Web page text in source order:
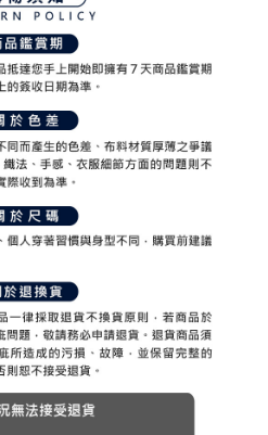
付你分期」於每月結算日後寄送繳費提
「超商條碼／台灣大直營門市／銀行轉
通路繳費。
公司」（以下簡稱本公司）所提供，讓
品或服務，並由商店將買賣／分期付款
使用本公司帳單繳交帳款。
」之契約關係目的，商店將以您的個人
予台灣大哥大進項蒐集、處理及利用，
資料之確認、核對及更正。
結： https://oppay.tw/userRule
付」後，將跳轉至「AFTEE先享後付」
額後，即可完成結帳。
費通知簡訊。
款，方視為交易完成。
刻繳費，但若您需要取消訂單，請聯絡
之訂單仍視為有效，需透過AFTEE先享
等相關疑問，請聯繫「AFTEE先享後付
support/home
供之「AFTEE先享後付」服務完成之交
人資料，並將交易相關給付款項請求債
覽以下網址：
代理人或監護人之同意方可使用
辦者引起之損失，本公司不負相關責